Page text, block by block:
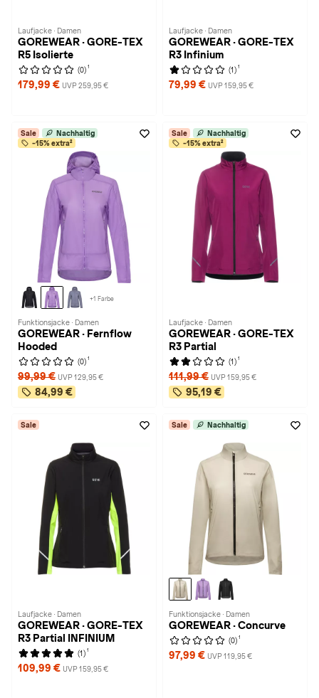
Laufjacke · Damen
GOREWEAR · GORE-TEX
R5 Isolierte
(0) 1
179,99 € UVP 259,95 €
Laufjacke · Damen
GOREWEAR · GORE-TEX
R3 Infinium
(1) 1
79,99 € UVP 159,95 €
Sale
Nachhaltig
-15% extra²
+1 Farbe
Funktionsjacke · Damen
GOREWEAR · Fernflow
Hooded
(0) 1
99,99 € UVP 129,95 €
84,99 €
Sale
Nachhaltig
-15% extra²
Laufjacke · Damen
GOREWEAR · GORE-TEX
R3 Partial
(1) 1
111,99 € UVP 159,95 €
95,19 €
Sale
Laufjacke · Damen
GOREWEAR · GORE-TEX
R3 Partial INFINIUM
(1) 1
109,99 € UVP 159,95 €
Sale Nachhaltig
Funktionsjacke · Damen
GOREWEAR · Concurve
(0) 1
97,99 € UVP 119,95 €